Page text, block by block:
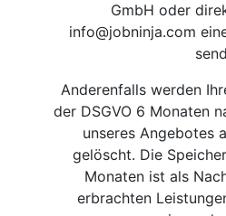
GmbH oder
info@jobninja.com
Anderenfalls werden
der DSGVO 6 Monaten
unseres Angebotes
gelöscht. Die
Monaten ist als
erbrachten